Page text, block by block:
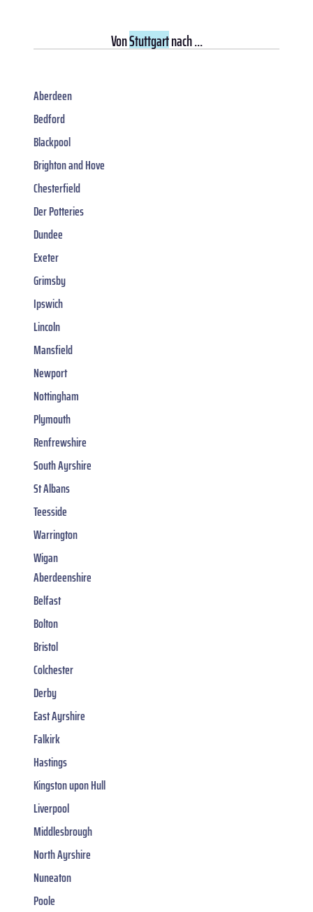
VonStuttgartnach ...
Aberdeen
Bedford
Blackpool
Brighton and Hove
Chesterfield
Der Potteries
Dundee
Exeter
Grimsby
Ipswich
Lincoln
Mansfield
Newport
Nottingham
Plymouth
Renfrewshire
South Ayrshire
St Albans
Teesside
Warrington
Wigan
Aberdeenshire
Belfast
Bolton
Bristol
Colchester
Derby
East Ayrshire
Falkirk
Hastings
Kingston upon Hull
Liverpool
Middlesbrough
North Ayrshire
Nuneaton
Poole